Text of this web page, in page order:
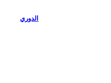
الدوري